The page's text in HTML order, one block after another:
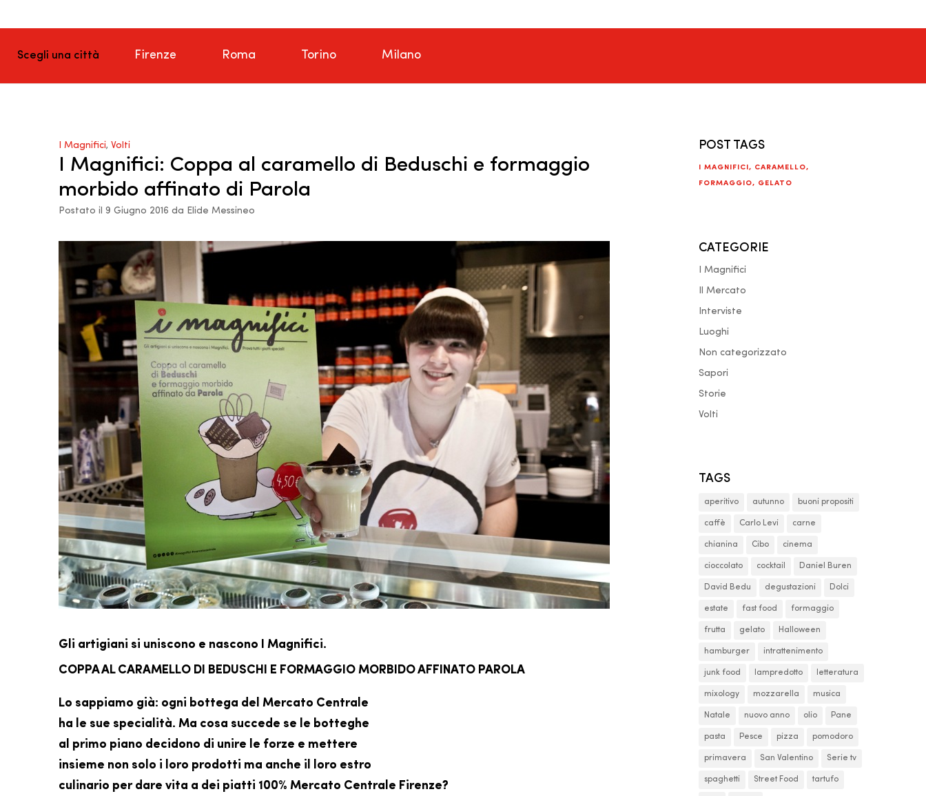
Scegli una città Firenze Roma Torino Milano
I Magnifici, Volti
I Magnifici: Coppa al caramello di Beduschi e formaggio
morbido affinato di Parola
Postato il 9 Giugno 2016 da Elide Messineo
Gli artigiani si uniscono e nascono I Magnifici.
COPPA AL CARAMELLO DI BEDUSCHI E FORMAGGIO MORBIDO AFFINATO PAROLA
Lo sappiamo già: ogni bottega del Mercato Centrale
ha le sue specialità. Ma cosa succede se le botteghe
al primo piano decidono di unire le forze e mettere
insieme non solo i loro prodotti ma anche il loro estro
culinario per dare vita a dei piatti 100% Mercato Centrale Firenze?
POST TAGS
I MAGNIFICI , CARAMELLO,
FORMAGGIO, GELATO
CATEGORIE
I Magnifici
Il Mercato
Interviste
Luoghi
Non categorizzato
Sapori
Storie
Volti
TAGS
aperitivo autunno buoni propositi
caffè Carlo Levi carne
chianina Cibo cinema
cioccolato cocktail Daniel Buren
David Bedu degustazioni Dolci
estate fast food formaggio
frutta gelato Halloween
hamburger intrattenimento
junk food lampredotto letteratura
mixology mozzarella musica
Natale nuovo anno olio Pane
pasta Pesce pizza pomodoro
primavera San Valentino Serie tv
spaghetti Street Food tartufo